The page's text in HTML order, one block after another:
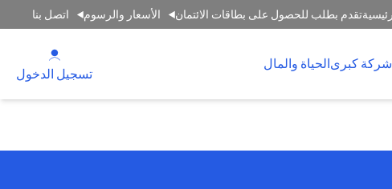
تقدم بطلب للحصول على بطاقات الائتمان الأسعار والرسوم اتصل بنا
شركة كبرىالحياة والمال
تسجيل الدخول